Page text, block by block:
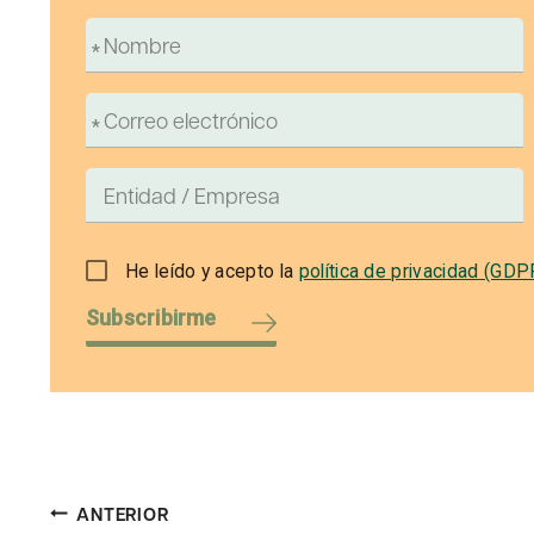
He leído y acepto la política de privacidad
Subscribirme
ANTERIOR